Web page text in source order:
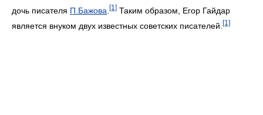
дочь писателя П.Бажова [1] Таким образом, Егор Гайдар
является внуком двух известных советских писателей. [1]